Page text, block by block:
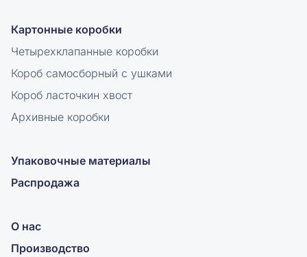
Картонные коробки
Четырехклапанные коробки
Короб самосборный с ушками
Короб ласточкин хвост
Архивные коробки
Упаковочные материалы
Распродажа
О нас
Производство